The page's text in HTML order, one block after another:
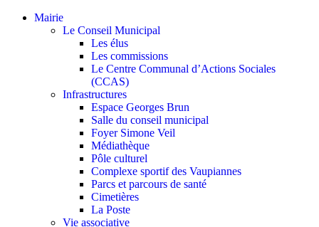
Mairie
Le Conseil Municipal
Les élus
Les commissions
Le Centre Communal d’Actions Sociales
(CCAS)
Infrastructures
Espace Georges Brun
Salle du conseil municipal
Foyer Simone Veil
Médiathèque
Pôle culturel
Complexe sportif des Vaupiannes
Parcs et parcours de santé
Cimetières
La Poste
Vie associative